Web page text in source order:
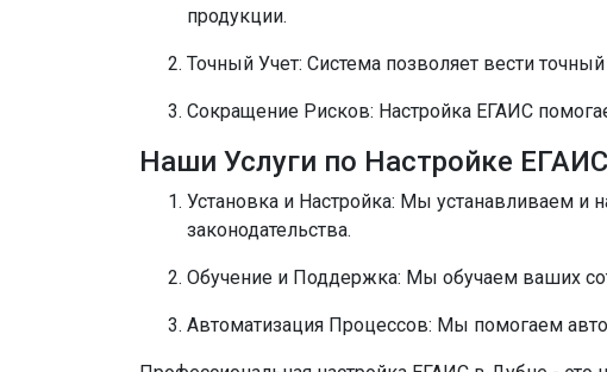
продукции.
Точный Учет: Система позволяет вести
Сокращение Рисков: Настройка ЕГАИС
Наши Услуги по Настройке
Установка и Настройка: Мы устанавливаем и
законодательства.
Обучение и Поддержка: Мы обучаем ваших
Автоматизация Процессов: Мы помогаем